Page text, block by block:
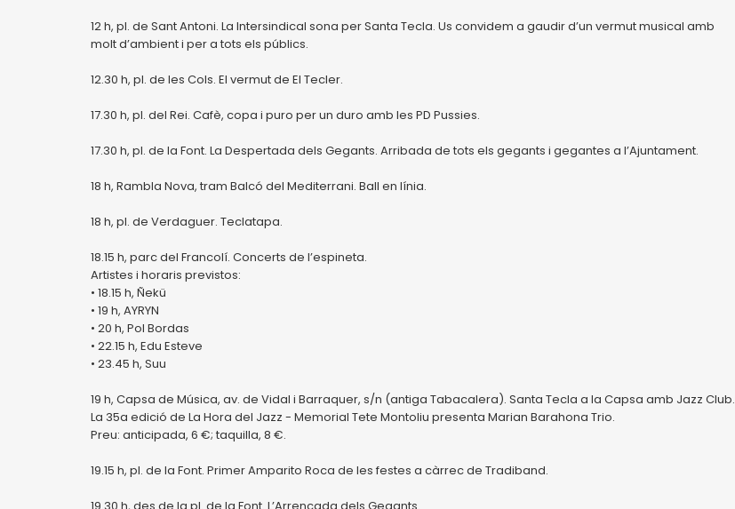
12 h, pl. de Sant Antoni. La Intersindical sona per Santa Tecla. Us convidem a gaudir d’un vermut musical amb
molt d’ambient i per a tots els públics.
12.30 h, pl. de les Cols. El vermut de El Tecler.
17.30 h, pl. del Rei. Cafè, copa i puro per un duro amb les PD Pussies.
17.30 h, pl. de la Font. La Despertada dels Gegants. Arribada de tots els gegants i gegantes a l’Ajuntament.
18 h, Rambla Nova, tram Balcó del Mediterrani. Ball en línia.
18 h, pl. de Verdaguer. Teclatapa.
18.15 h, parc del Francolí. Concerts de l’espineta.
Artistes i horaris previstos:
• 18.15 h, Ñekü
• 19 h, AYRYN
• 20 h, Pol Bordas
• 22.15 h, Edu Esteve
• 23.45 h, Suu
19 h, Capsa de Música, av. de Vidal i Barraquer, s/n (antiga Tabacalera). Santa Tecla a la Capsa amb Jazz Club.
La 35a edició de La Hora del Jazz - Memorial Tete Montoliu presenta Marian Barahona Trio.
Preu: anticipada, 6 €; taquilla, 8 €.
19.15 h, pl. de la Font. Primer Amparito Roca de les festes a càrrec de Tradiband.